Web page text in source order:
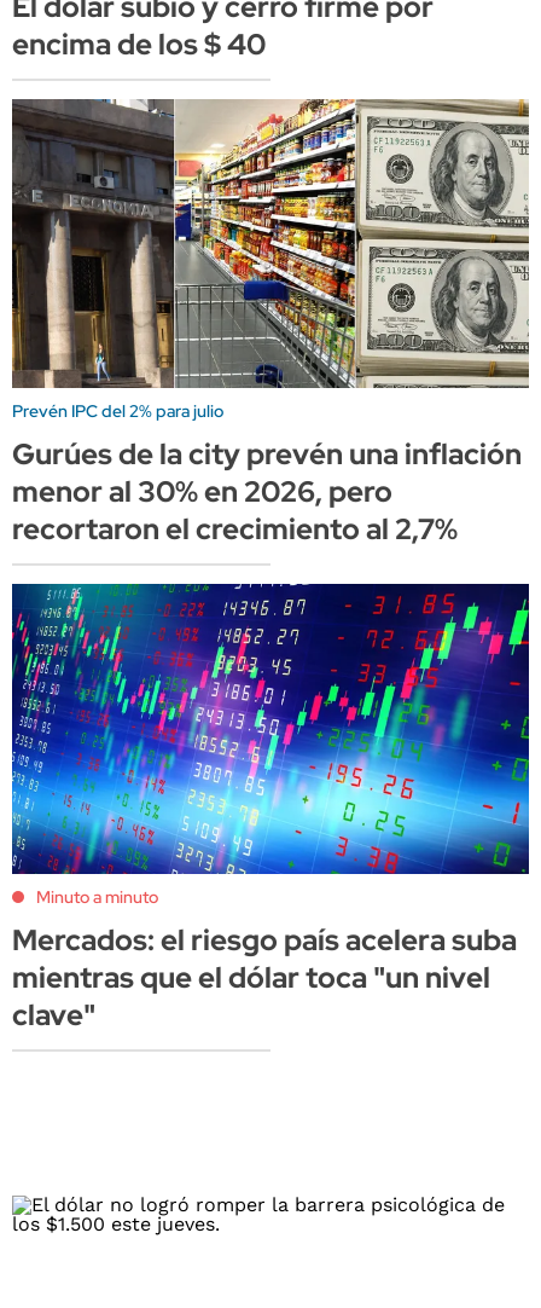
encima de los $ 40
Prevén IPC del 2% para julio
Gurúes de la city prevén una inflación
menor al 30% en 2026, pero
recortaron el crecimiento al 2,7%
Minuto a minuto
Mercados: el riesgo país acelera suba
mientras que el dólar toca "un nivel
clave"